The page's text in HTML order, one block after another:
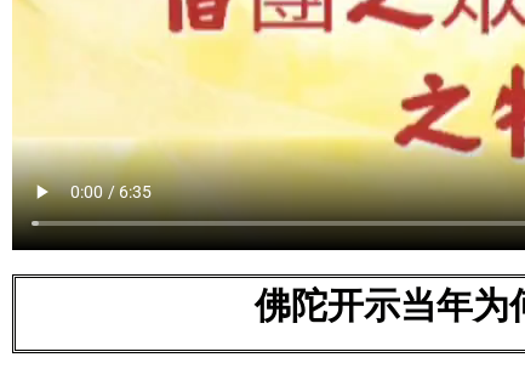
佛陀开示当年为